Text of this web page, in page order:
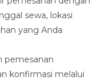
sewa, lokasi
yang Anda
pemesanan
konfirmasi melalui